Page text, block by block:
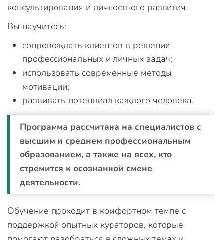
консультирования и личностного развития.
Вы научитесь:
сопровождать клиентов в решении
профессиональных и личных задач;
использовать современные методы
мотивации;
развивать потенциал каждого человека.
Программа рассчитана на специалистов с
высшим и среднем профессиональным
образованием, а также на всех, кто
стремится к осознанной смене
деятельности.
Обучение проходит в комфортном темпе с
поддержкой опытных кураторов, которые